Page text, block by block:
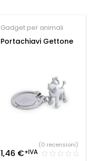
Gadget per animali
Portachiavi Gettone
1,46 €+IVA
(0 recensioni)